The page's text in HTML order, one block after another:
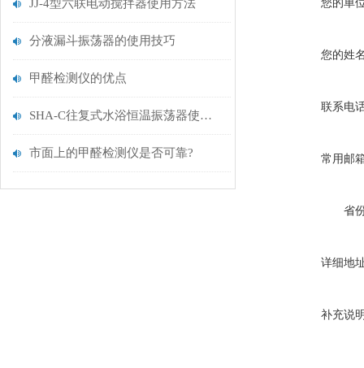
JJ-4型六联电动搅拌器使用方法
分液漏斗振荡器的使用技巧
甲醛检测仪的优点
SHA-C往复式水浴恒温振荡器使用须知
市面上的甲醛检测仪是否可靠?
您的单
您的姓
联系电
常用邮
省
详细地
补充说